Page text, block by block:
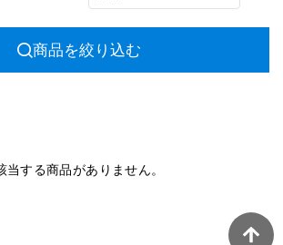
商品を絞り込む
当する商品がありません。